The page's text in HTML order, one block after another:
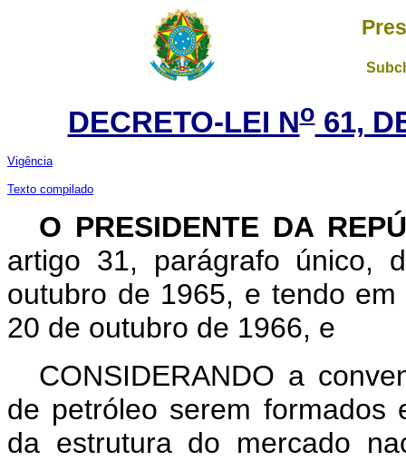
DECRETO-LEI No61,
Vigência
Texto compilado
O PRESIDENTE DA
artigo 31, parágrafo único,
outubro de 1965, e tendo
20 de outubro de 1966, e
CONSIDERANDO a
de petróleo serem formados
da estrutura do mercado